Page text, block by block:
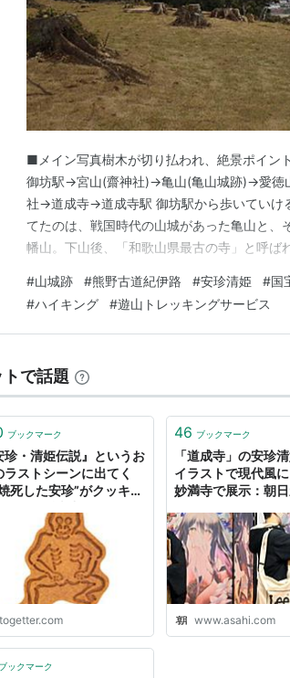
■メイン写真樹木が切り払われ、絶景ポイン
御坊駅→宮山(齋神社)→亀山(亀山城跡)→愛徳
社→道成寺→道成寺駅 御坊駅から歩いていけ
てたのは、戦国時代の山城があった亀山と、
幡山。下山後、「和歌山県最古の寺」と呼ば
のほうが向いている行程だが、展望や、それ
札は南側しかないので、踏切を渡り北側の農
#山城跡 #熊野古道紀伊路 #安珍清姫 #国
#ハイキング #遊山トレッキングサービス
で話題
ブックマーク
珍・清姫伝説』というお
ラストシーンに出てく
死した安珍”がクッキー
えあれば焼死体作り放
togetter.com
46 ブックマーク
「道成寺」の安珍清
イラストで現代風
妙満寺で展示：朝
www.asahi.com
ブックマーク